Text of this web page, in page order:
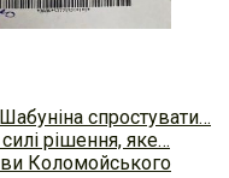
спростувати…
рішення, яке…
Коломойського